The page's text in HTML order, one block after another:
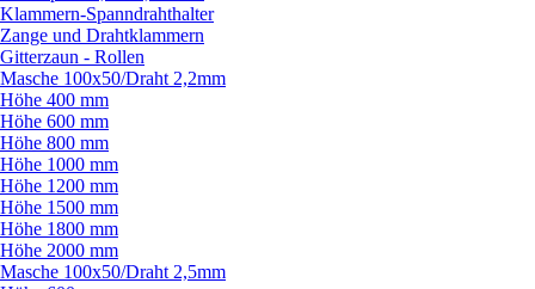
Klammern-Spanndrahthalter
Zange und Drahtklammern
Gitterzaun - Rollen
Masche 100x50/Draht 2,2mm
Höhe 400 mm
Höhe 600 mm
Höhe 800 mm
Höhe 1000 mm
Höhe 1200 mm
Höhe 1500 mm
Höhe 1800 mm
Höhe 2000 mm
Masche 100x50/Draht 2,5mm